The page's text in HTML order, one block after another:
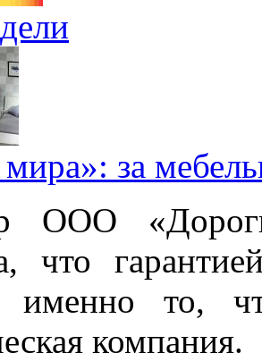
за
ООО
что
именно то,
компания.